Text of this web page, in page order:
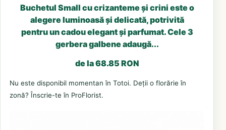
Buchetul Small cu crizanteme și crini este o
alegere luminoasă și delicată, potrivită
pentru un cadou elegant și parfumat. Cele 3
gerbera galbene adaugă...
de la 68.85 RON
Nu este disponibil momentan în Totoi. Deții o florărie în
zonă? Înscrie-te în ProFlorist.